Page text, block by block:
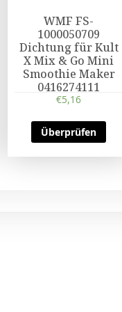
WMF FS-
1000050709
Dichtung für Kult
X Mix & Go Mini
Smoothie Maker
0416274111
€5,16
Überprüfen